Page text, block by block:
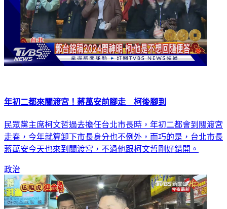
年初二都來關渡宮！蔣萬安前腳走 柯後腳到
民眾黨主席柯文哲過去擔任台北市長時，年初二都會到關渡宮
走春，今年就算卸下市長身分也不例外，而巧的是，台北市長
蔣萬安今天也來到關渡宮，不過他跟柯文哲剛好錯開。
政治